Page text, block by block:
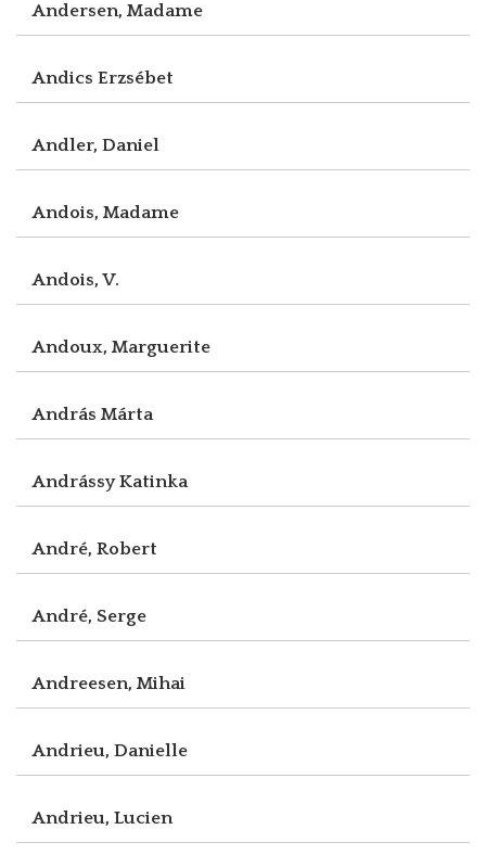
Andersen, Madame
Andics Erzsébet
Andler, Daniel
Andois, Madame
Andois, V.
Andoux, Marguerite
András Márta
Andrássy Katinka
André, Robert
André, Serge
Andreesen, Mihai
Andrieu, Danielle
Andrieu, Lucien